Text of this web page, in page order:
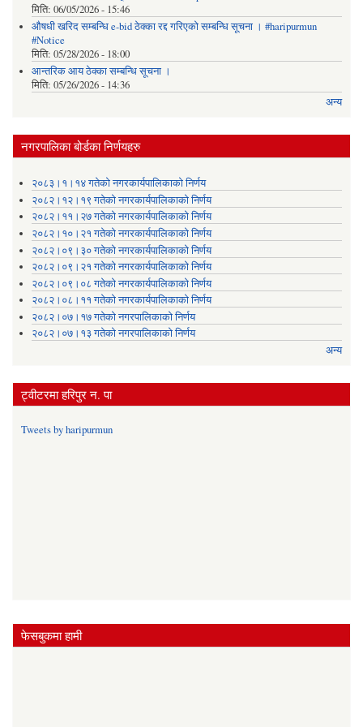
मिति: 06/05/2026 - 15:46
औषधी खरिद सम्बन्धि e-bid ठेक्का रद्द गरिएको सम्बन्धि सूचना । #haripurmun
#Notice
मिति: 05/28/2026 - 18:00
आन्तरिक आय ठेक्का सम्बन्धि सूचना ।
मिति: 05/26/2026 - 14:36
अन्य
नगरपालिका बोर्डका निर्णयहरु
२०८३।१।१४ गतेको नगरकार्यपालिकाको निर्णय
२०८२।१२।१९ गतेको नगरकार्यपालिकाको निर्णय
२०८२।११।२७ गतेको नगरकार्यपालिकाको निर्णय
२०८२।१०।२१ गतेको नगरकार्यपालिकाको निर्णय
२०८२।०९।३० गतेको नगरकार्यपालिकाको निर्णय
२०८२।०९।२१ गतेको नगरकार्यपालिकाको निर्णय
२०८२।०९।०८ गतेको नगरकार्यपालिकाको निर्णय
२०८२।०८।११ गतेको नगरकार्यपालिकाको निर्णय
२०८२।०७।१७ गतेको नगरपालिकाको निर्णय
२०८२।०७।१३ गतेको नगरपालिकाको निर्णय
अन्य
ट्वीटरमा हरिपुर न. पा
Tweets by haripurmun
फेसबुकमा हामी